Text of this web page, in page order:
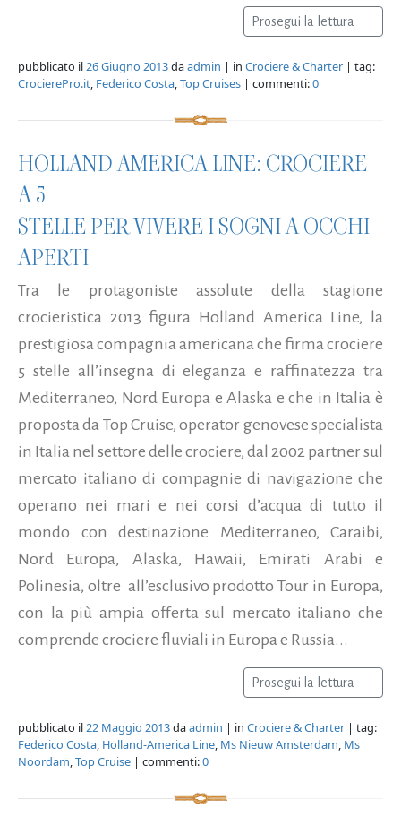
Prosegui la lettura
pubblicato il26 Giugno 2013daadmin | in Crociere & Charter | tag:
CrocierePro.it, Federico Costa,Top Cruises | commenti:0
HOLLAND AMERICA LINE: CROCIERE
A 5
STELLE PER VIVERE I SOGNI A OCCHI
APERTI
Tra le protagoniste assolute della stagione
crocieristica 2013 figura Holland America Line, la
prestigiosa compagnia americana che firma crociere
5 stelle all’insegna di eleganza e raffinatezza tra
Mediterraneo, Nord Europa e Alaska e che in Italia è
proposta da Top Cruise, operator genovese specialista
in Italia nel settore delle crociere, dal 2002 partner sul
mercato italiano di compagnie di navigazione che
operano nei mari e nei corsi d’acqua di tutto il
mondo con destinazione Mediterraneo, Caraibi,
Nord Europa, Alaska, Hawaii, Emirati Arabi e
Polinesia, oltre all’esclusivo prodotto Tour in Europa,
con la più ampia offerta sul mercato italiano che
comprende crociere fluviali in Europa e Russia...
Prosegui la lettura
pubblicato il22 Maggio 2013daadmin | in Crociere & Charter | tag:
Federico Costa, Holland-America Line, Ms Nieuw Amsterdam, Ms
Noordam,Top Cruise | commenti:0